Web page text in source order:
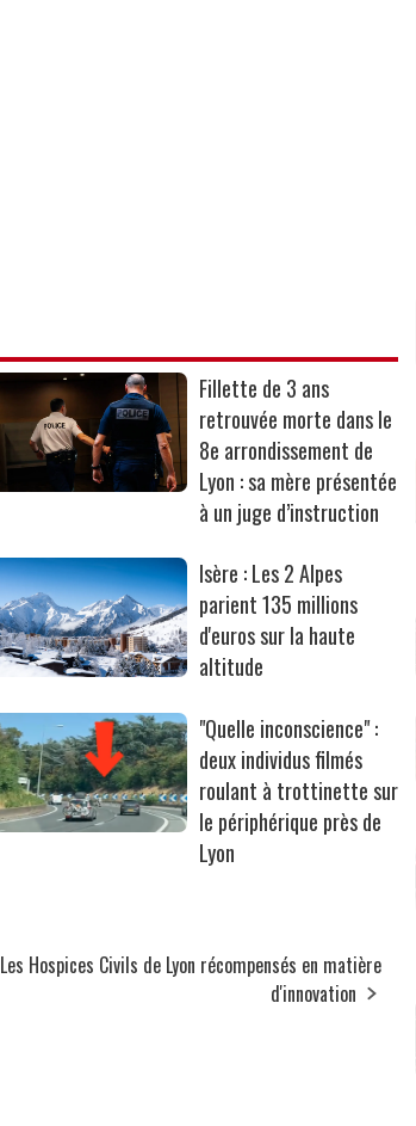
Fillette de 3 ans
retrouvée morte dans le
8e arrondissement de
Lyon : sa mère présentée
à un juge d’instruction
Isère : Les 2 Alpes
parient 135 millions
d'euros sur la haute
altitude
"Quelle inconscience" :
deux individus filmés
roulant à trottinette sur
le périphérique près de
Lyon
Les Hospices Civils de Lyon récompensés en matière
d'innovation